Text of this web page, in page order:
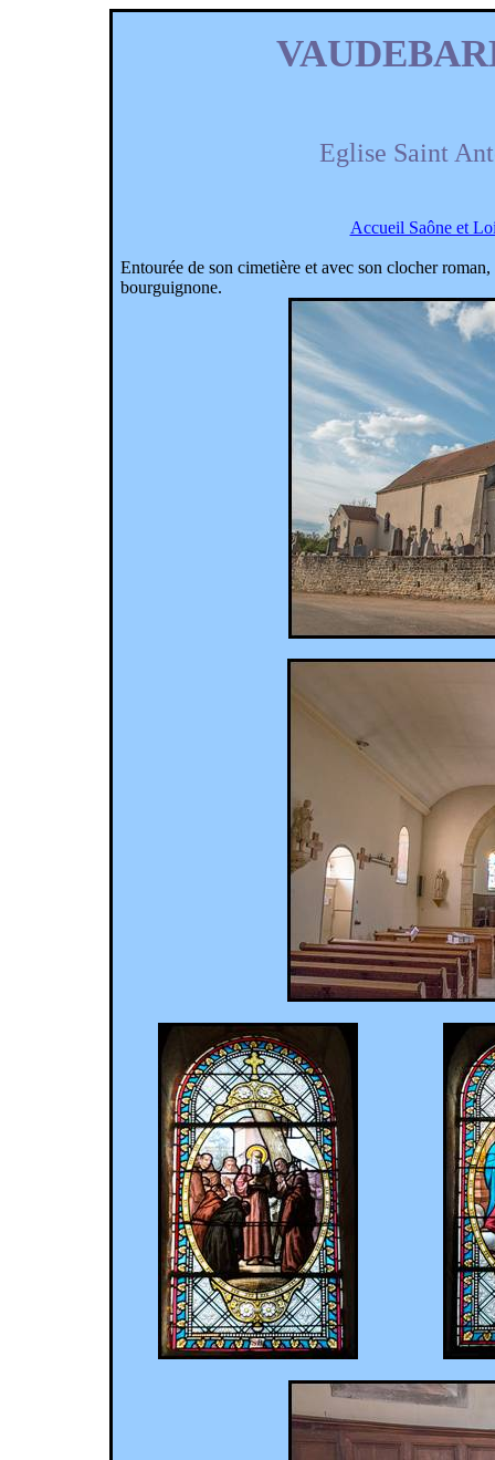
Eglise Saint
Accueil Saône et
Entourée de son cimetière et avec son clocher
bourguignone.